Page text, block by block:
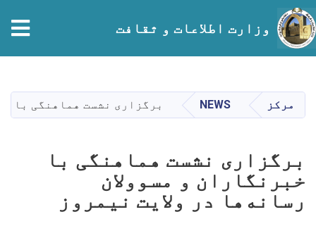
main
content
وزارت اطلاعات و ثقافت
مرکز NEWS برگزاری نشست هماهنگی با
برگزاری نشست هماهنگی با
خبرنگاران و مسوولان
رسانه‌ها در ولایت نیمروز